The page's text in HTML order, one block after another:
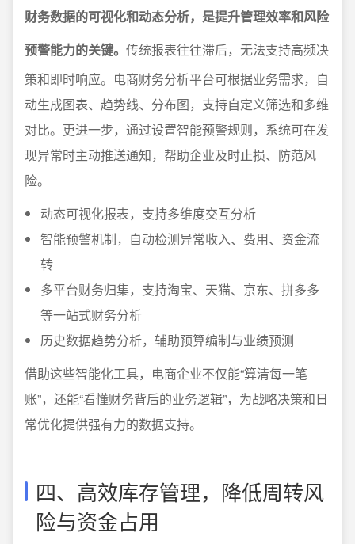
财务数据的可视化和动态分析，是提升管理效率和风险
预警能力的关键。 传统报表往往滞后，无法支持高频决
策和即时响应。电商财务分析平台可根据业务需求，自
动生成图表、趋势线、分布图，支持自定义筛选和多维
对比。更进一步，通过设置智能预警规则，系统可在发
现异常时主动推送通知，帮助企业及时止损、防范风
险。
动态可视化报表，支持多维度交互分析
智能预警机制，自动检测异常收入、费用、资金流
转
多平台财务归集，支持淘宝、天猫、京东、拼多多
等一站式财务分析
历史数据趋势分析，辅助预算编制与业绩预测
借助这些智能化工具，电商企业不仅能“算清每一笔
账”，还能“看懂财务背后的业务逻辑”，为战略决策和日
常优化提供强有力的数据支持。
四、高效库存管理，降低周转风
险与资金占用